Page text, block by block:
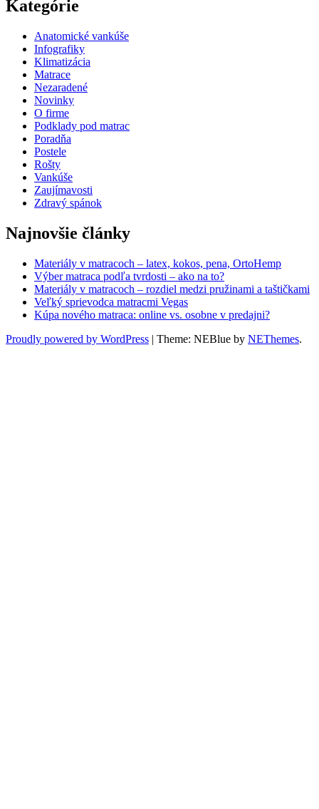
Kategórie
Anatomické vankúše
Infografiky
Klimatizácia
Matrace
Nezaradené
Novinky
O firme
Podklady pod matrac
Poradňa
Postele
Rošty
Vankúše
Zaujímavosti
Zdravý spánok
Najnovšie články
Materiály v matracoch – latex, kokos, pena, OrtoHemp
Výber matraca podľa tvrdosti – ako na to?
Materiály v matracoch – rozdiel medzi pružinami a taštičkami
Veľký sprievodca matracmi Vegas
Kúpa nového matraca: online vs. osobne v predajni?
Proudly powered by WordPress | Theme: NEBlue by NEThemes.